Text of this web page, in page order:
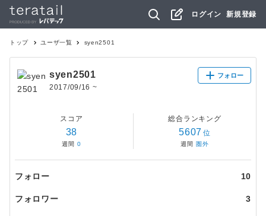
ログイン 新規登録
トップ ユーザ一覧 syen2501
syen2501
2017/09/16 ~
フォロー
スコア
38
週間 0
総合ランキング
5607 位
週間 圏外
フォロー 10
フォロワー 3